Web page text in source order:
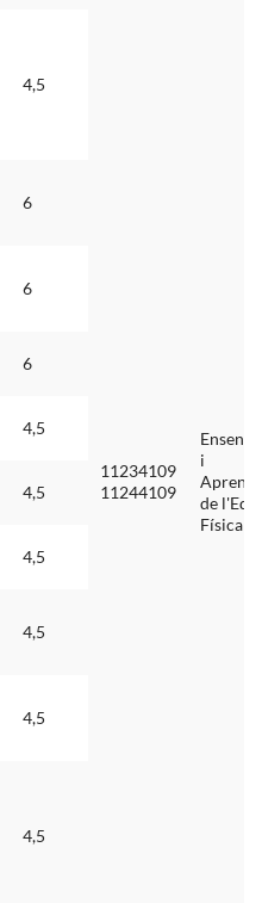
11234109
11244109
i
de
Física II
4,5
6
6
6
4,5
4,5
4,5
4,5
4,5
4,5